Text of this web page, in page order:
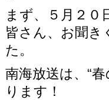
まず、５月２
皆さん、お聞
た。
南海放送は、“
ります！